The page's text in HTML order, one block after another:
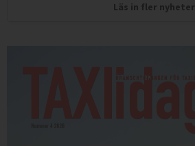
Läs in fler nyheter